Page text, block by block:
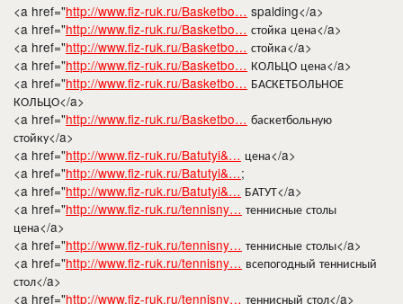
<a href="http://www.fiz-ruk.ru/Basketbo… spalding</a>
<a href="http://www.fiz-ruk.ru/Basketbo… стойка цена</a>
<a href="http://www.fiz-ruk.ru/Basketbo… стойка</a>
<a href="http://www.fiz-ruk.ru/Basketbo… КОЛЬЦО цена</a>
<a href="http://www.fiz-ruk.ru/Basketbo… БАСКЕТБОЛЬНОЕ
КОЛЬЦО</a>
<a href="http://www.fiz-ruk.ru/Basketbo… баскетбольную
стойку</a>
<a href="http://www.fiz-ruk.ru/Batutyi&… цена</a>
<a href="http://www.fiz-ruk.ru/Batutyi&…;
<a href="http://www.fiz-ruk.ru/Batutyi&… БАТУТ</a>
<a href="http://www.fiz-ruk.ru/tennisny… теннисные столы
цена</a>
<a href="http://www.fiz-ruk.ru/tennisny… теннисные столы</a>
<a href="http://www.fiz-ruk.ru/tennisny… всепогодный теннисный
стол</a>
<a href="http://www.fiz-ruk.ru/tennisny… теннисный стол</a>